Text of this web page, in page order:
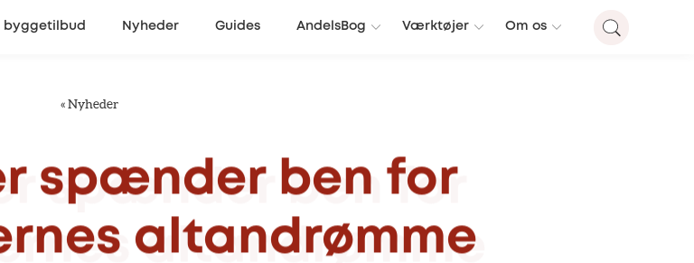
byggetilbud Nyheder Guides AndelsBog Værktøjer Om os
« Nyheder
spænder ben for
altandrømme